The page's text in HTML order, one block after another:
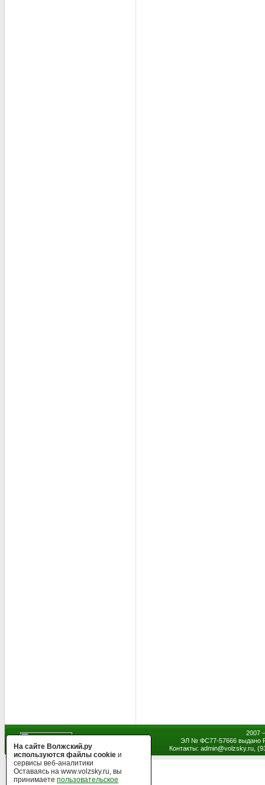
2007
ЭЛ № ФС77-57666 выдано
Контакты: admin@volzsky.ru,
На сайте Волжский.ру
используются файлы cookie и
сервисы веб-аналитики
Оставаясь на www.volzsky.ru, вы
принимаете пользовательское